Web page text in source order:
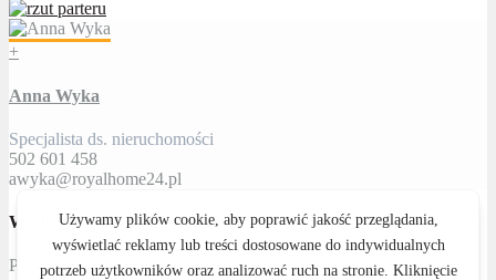
+
Anna Wyka
Specjalista ds. nieruchomości
502 601 458
awyka@royalhome24.pl
Wyślij zapytanie
Proszę określić temat